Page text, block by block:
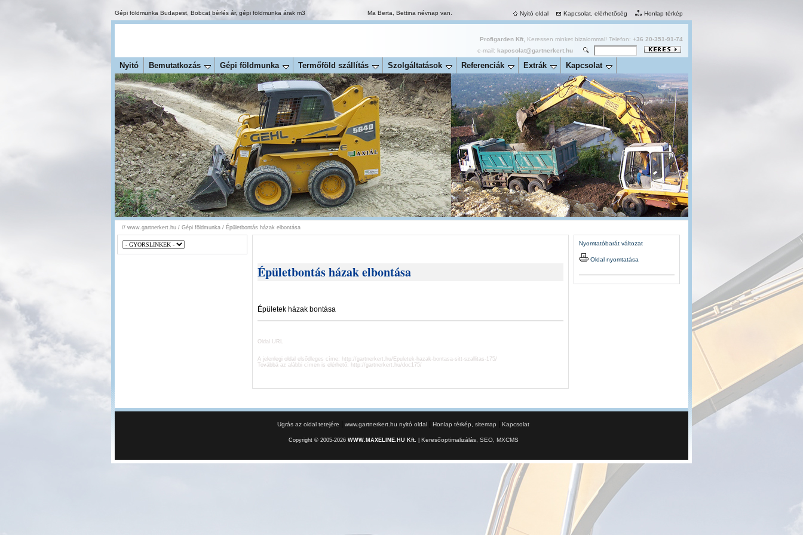
Gépi földmunka Budapest Bobcat bérlés ár, gépi földmunka árak m3 Ma Berta, Bettina névnap van. Nyitó oldal Kapcsolat, elérhetőség Honlap térkép
Profigarden Kft, Keressen minket bizalommal! Telefon: +36 20-351-91-74
e-mail: kapcsolat@gartnerkert.hu
Nyitó Bemutatkozás Gépi földmunka Termőföld szállítás Szolgáltatások Referenciák Extrák Kapcsolat
// www.gartnerkert.hu / Gépi földmunka / Épületbontás házak elbontása
Épületbontás házak elbontása
Épületek házak bontása
Oldal URL
A jelenlegi oldal elsődleges címe: http://gartnerkert.hu/Epuletek-hazak-bontasa-sitt-szallitas-175/
Továbbá az alábbi címen is elérhető: http://gartnerkert.hu/doc175/
Nyomtatóbarát változat
Oldal nyomtatása
Ugrás az oldal tetejére www.gartnerkert.hu nyitó oldal Honlap térkép, sitemap Kapcsolat
Copyright © 2005-2026 WWW.MAXELINE.HU Kft. Keresőoptimalizálás, SEO, MXCMS